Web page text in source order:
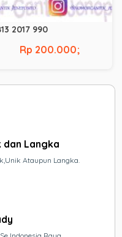
2017 990
Rp 200.000;
dan Langka
Ataupun Langka.